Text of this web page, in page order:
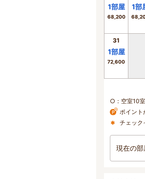
1部屋
68,200
1部
31
1部屋
72,600
○：空室10
ポイント
チェック
現在の